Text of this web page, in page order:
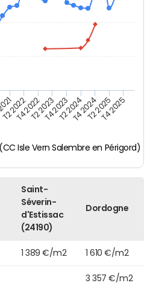
Isle Vern Salembre en Périgord)
T2 2022T4 2022T2 2023T4 2023T2 2024T4 2024T2 2025T4 2025
Saint-
Séverin-
d'Estissac
(24190)
Dordogne
1 389 €/m2 1 610 €/m2
3 357 €/m2